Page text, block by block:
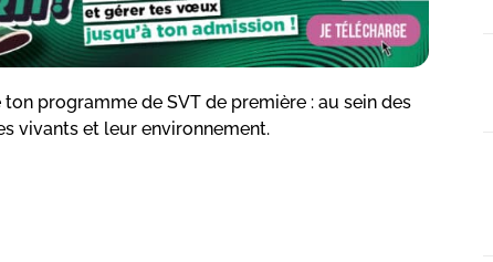
programme de SVT de première : au sein des
vivants et leur environnement.